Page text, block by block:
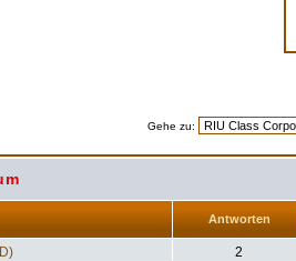
Gehe zu:
Antworten
2